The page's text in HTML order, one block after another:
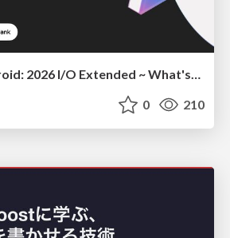
GDG Korea Android: 2026 I/O Extended ~ What's new in Android development tools
0 210